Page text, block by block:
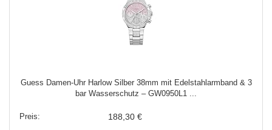
Guess Damen-Uhr Harlow Silber 38mm mit Edelstahlarmband & 3
bar Wasserschutz – GW0950L1 ...
188,30 €